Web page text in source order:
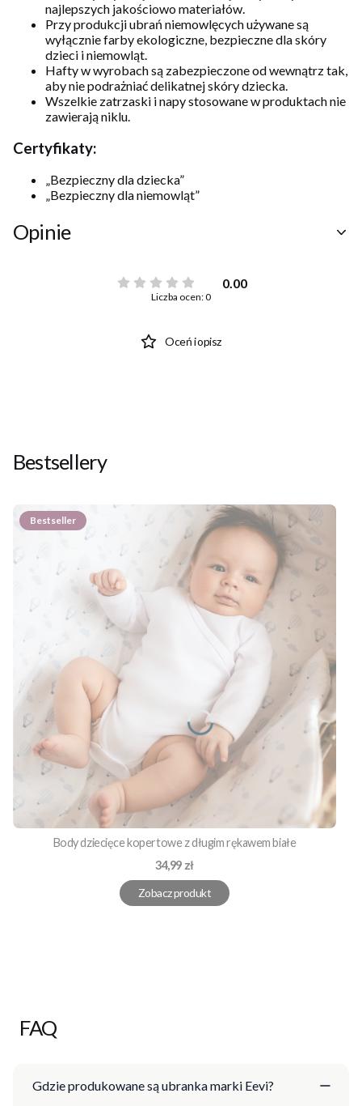
najlepszych jakościowo materiałów.
Przy produkcji ubrań niemowlęcych używane są
wyłącznie farby ekologiczne, bezpieczne dla skóry
dzieci i niemowląt.
Hafty w wyrobach są zabezpieczone od wewnątrz tak,
aby nie podrażniać delikatnej skóry dziecka.
Wszelkie zatrzaski i napy stosowane w produktach nie
zawierają niklu.
Certyfikaty:
„Bezpieczny dla dziecka”
„Bezpieczny dla niemowląt”
Opinie
0.00
Liczba ocen: 0
Oceń i opisz
Bestsellery
Bestseller
Body dziecięce kopertowe z długim rękawem białe
Cena
34,99 zł
Zobacz produkt
FAQ
Gdzie produkowane są ubranka marki Eevi?